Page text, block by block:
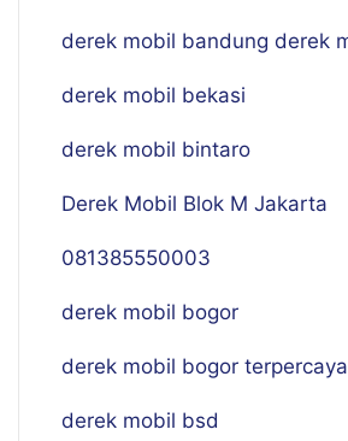
derek mobil bandung derek
derek mobil bekasi
derek mobil bintaro
Derek Mobil Blok M Jakarta
081385550003
derek mobil bogor
derek mobil bogor terpercaya
derek mobil bsd